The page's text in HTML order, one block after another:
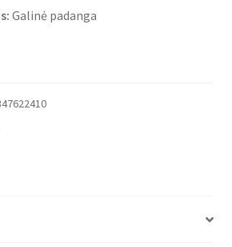
Galinė padanga